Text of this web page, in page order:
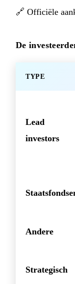
🔗 Officiële
De
TYPE
Lead
investors
Andere
Strategisch